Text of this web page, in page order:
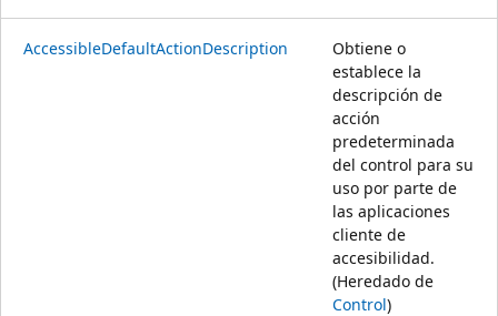
AccessibleDefaultActionDescription
Obtiene o
establece la
descripción de
acción
predeterminada
del control para su
uso por parte de
las aplicaciones
cliente de
accesibilidad.
(Heredado de
Control)